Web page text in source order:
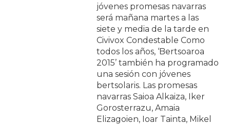
jóvenes promesas navarras
será mañana martes a las
siete y media de la tarde en
Civivox Condestable Como
todos los años, ‘Bertsoaroa
2015’ también ha programado
una sesión con jóvenes
bertsolaris. Las promesas
navarras Saioa Alkaiza, Iker
Gorosterrazu, Amaia
Elizagoien, Ioar Tainta, Mikel